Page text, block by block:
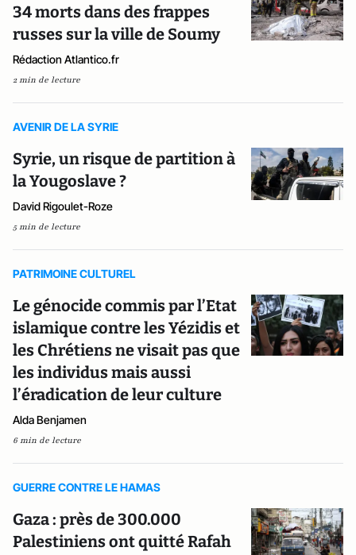
34 morts dans des frappes
russes sur la ville de Soumy
Rédaction Atlantico.fr
2 min de lecture
AVENIR DE LA SYRIE
Syrie, un risque de partition à
la Yougoslave ?
David Rigoulet-Roze
5 min de lecture
PATRIMOINE CULTUREL
Le génocide commis par l’Etat
islamique contre les Yézidis et
les Chrétiens ne visait pas que
les individus mais aussi
l’éradication de leur culture
Alda Benjamen
6 min de lecture
GUERRE CONTRE LE HAMAS
Gaza : près de 300.000
Palestiniens ont quitté Rafah